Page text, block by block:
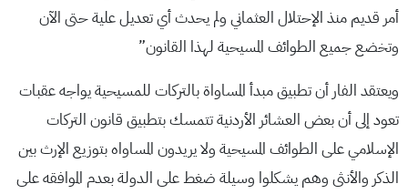
أمر قديم منذ الإحتلال العثماني ولم يحدث أي تعديل علية حتى الآن
وتخضع جميع الطوائف المسيحية لهذا القانون”
ويعتقد الفار أن تطبيق مبدأ المساواة بالتركات للمسيحية يواجه عقبات
تعود إلى أن بعض العشائر الأردنية تتمسك بتطبيق قانون التركات
الإسلامي على الطوائف المسيحية ولا يريدون المساواه بتوزيع الإرث بين
الذكر والأنثى وهم يشكلوا وسيلة ضغط على الدولة بعدم الموافقه على